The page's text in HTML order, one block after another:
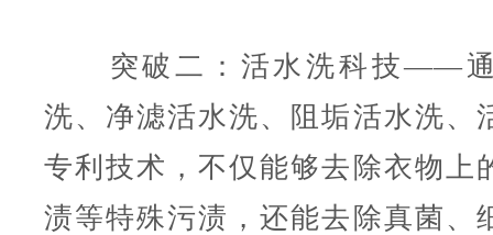
突破二：活水洗科技——通
洗、净滤活水洗、阻垢活水洗、
专利技术，不仅能够去除衣物上
渍等特殊污渍，还能去除真菌、